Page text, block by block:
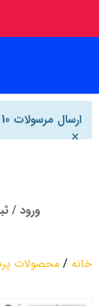
ارسال مرسولات 10 روز کاری میباشد
×
ورود /
خانه / محصولات